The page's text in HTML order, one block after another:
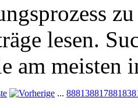
lesen.
am meisten
... 888138817881838